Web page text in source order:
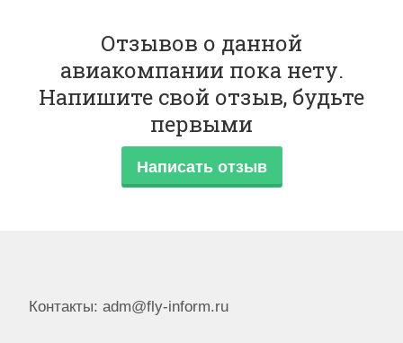
Отзывов о данной
авиакомпании пока нету.
Напишите свой отзыв, будьте
первыми
Написать отзыв
Контакты: adm@fly-inform.ru